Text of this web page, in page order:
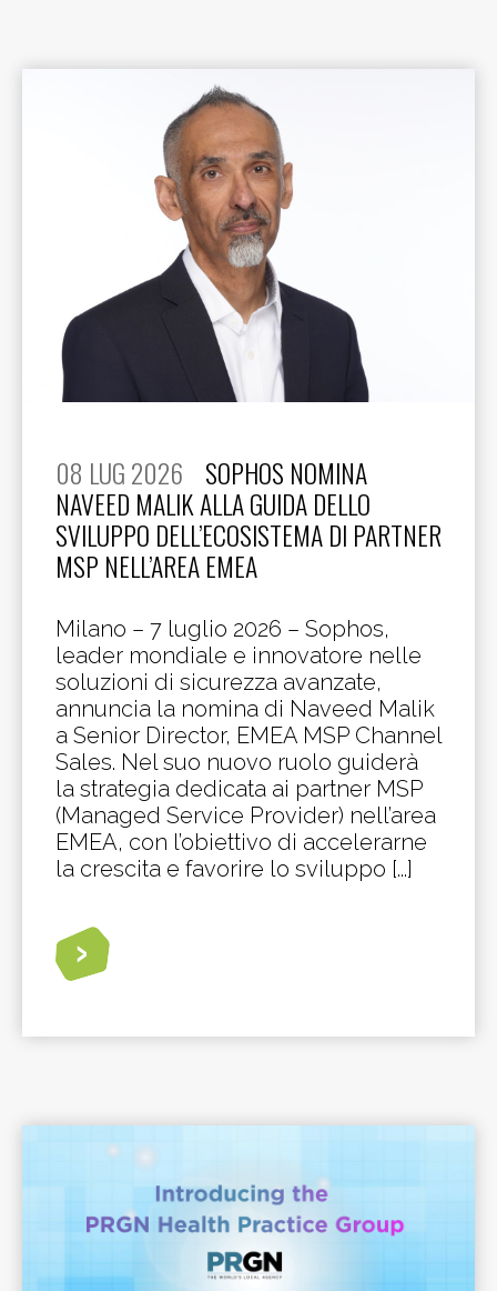
08 LUG 2026
SOPHOS NOMINA
NAVEED MALIK ALLA GUIDA DELLO
SVILUPPO DELL’ECOSISTEMA DI PARTNER
MSP NELL’AREA EMEA
Milano – 7 luglio 2026 – Sophos,
leader mondiale e innovatore nelle
soluzioni di sicurezza avanzate,
annuncia la nomina di Naveed Malik
a Senior Director, EMEA MSP Channel
Sales. Nel suo nuovo ruolo guiderà
la strategia dedicata ai partner MSP
(Managed Service Provider) nell’area
EMEA, con l’obiettivo di accelerarne
la crescita e favorire lo sviluppo [...]